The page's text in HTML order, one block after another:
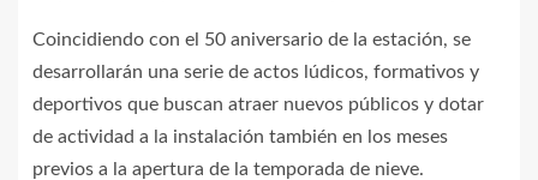
Coincidiendo con el 50 aniversario de la estación, se
desarrollarán una serie de actos lúdicos, formativos y
deportivos que buscan atraer nuevos públicos y dotar
de actividad a la instalación también en los meses
previos a la apertura de la temporada de nieve.